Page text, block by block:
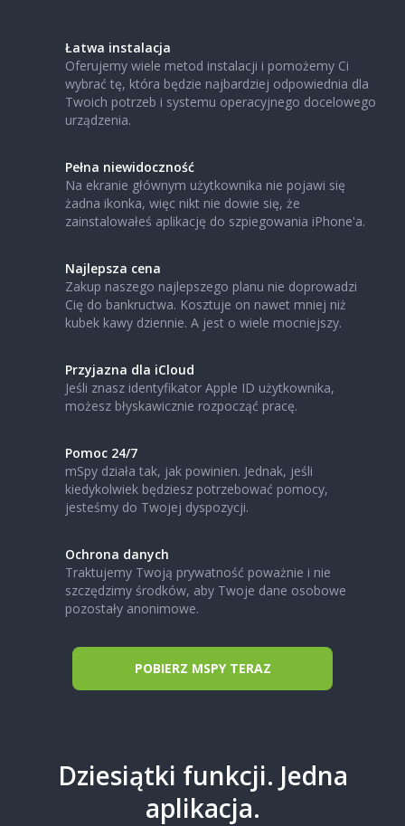
Łatwa instalacja
Oferujemy wiele metod instalacji i pomożemy Ci
wybrać tę, która będzie najbardziej odpowiednia dla
Twoich potrzeb i systemu operacyjnego docelowego
urządzenia.
Pełna niewidoczność
Na ekranie głównym użytkownika nie pojawi się
żadna ikonka, więc nikt nie dowie się, że
zainstalowałeś aplikację do szpiegowania iPhone'a.
Najlepsza cena
Zakup naszego najlepszego planu nie doprowadzi
Cię do bankructwa. Kosztuje on nawet mniej niż
kubek kawy dziennie. A jest o wiele mocniejszy.
Przyjazna dla iCloud
Jeśli znasz identyfikator Apple ID użytkownika,
możesz błyskawicznie rozpocząć pracę.
Pomoc 24/7
mSpy działa tak, jak powinien. Jednak, jeśli
kiedykolwiek będziesz potrzebować pomocy,
jesteśmy do Twojej dyspozycji.
Ochrona danych
Traktujemy Twoją prywatność poważnie i nie
szczędzimy środków, aby Twoje dane osobowe
pozostały anonimowe.
POBIERZ MSPY TERAZ
Dziesiątki funkcji. Jedna
aplikacja.